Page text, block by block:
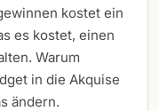
kostet ein
es kostet, einen
Warum
in die Akquise
ändern.